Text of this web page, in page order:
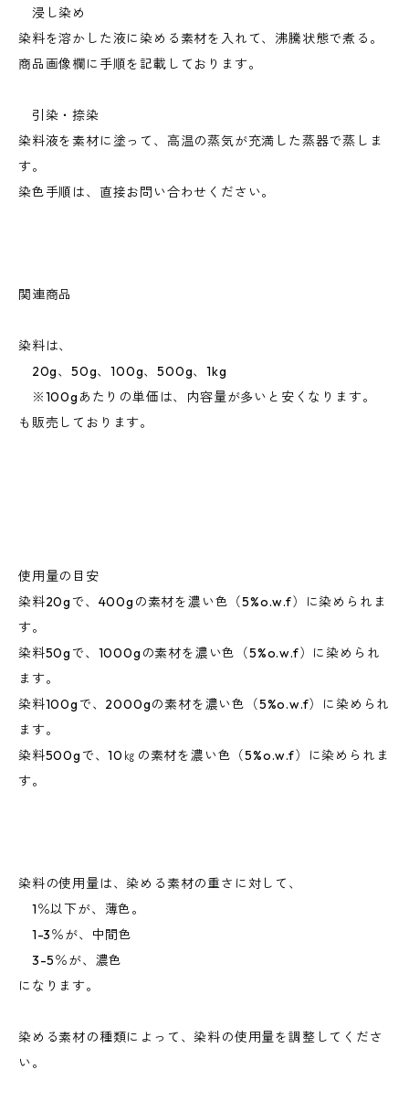
浸し染め
染料を溶かした液に染める素材を入れて、沸騰状態で煮る。
商品画像欄に手順を記載しております。
引染・捺染
染料液を素材に塗って、高温の蒸気が充満した蒸器で蒸しま
す。
染色手順は、直接お問い合わせください。
関連商品
染料は、
20g、50g、100g、500g、1kg
※100gあたりの単価は、内容量が多いと安くなります。
も販売しております。
使用量の目安
染料20gで、400gの素材を濃い色（5%o.w.f）に染められま
す。
染料50gで、1000gの素材を濃い色（5%o.w.f）に染められ
ます。
染料100gで、2000gの素材を濃い色（5%o.w.f）に染められ
ます。
染料500gで、10㎏の素材を濃い色（5%o.w.f）に染められま
す。
染料の使用量は、染める素材の重さに対して、
1％以下が、薄色。
1-3％が、中間色
3-5％が、濃色
になります。
染める素材の種類によって、染料の使用量を調整してくださ
い。